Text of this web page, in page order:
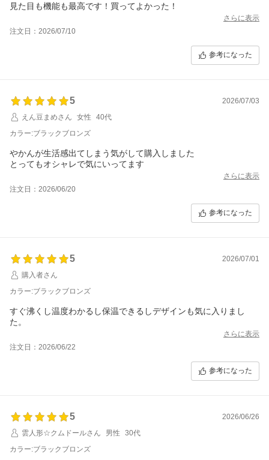
見た目も機能も最高です！買ってよかった！
さらに表示
注文日：2026/07/10
参考になった
5
2026/07/03
えん豆まめさん
女性
40代
カラー:ブラックブロンズ
やかんが生活感出てしまう気がして購入しました
とってもオシャレで気にいってます
さらに表示
注文日：2026/06/20
参考になった
5
2026/07/01
購入者さん
カラー:ブラックブロンズ
すぐ沸くし温度わかるし保温できるしデザインも気に入りまし
た。
さらに表示
注文日：2026/06/22
参考になった
5
2026/06/26
雲人形☆クムドールさん
男性
30代
カラー:ブラックブロンズ